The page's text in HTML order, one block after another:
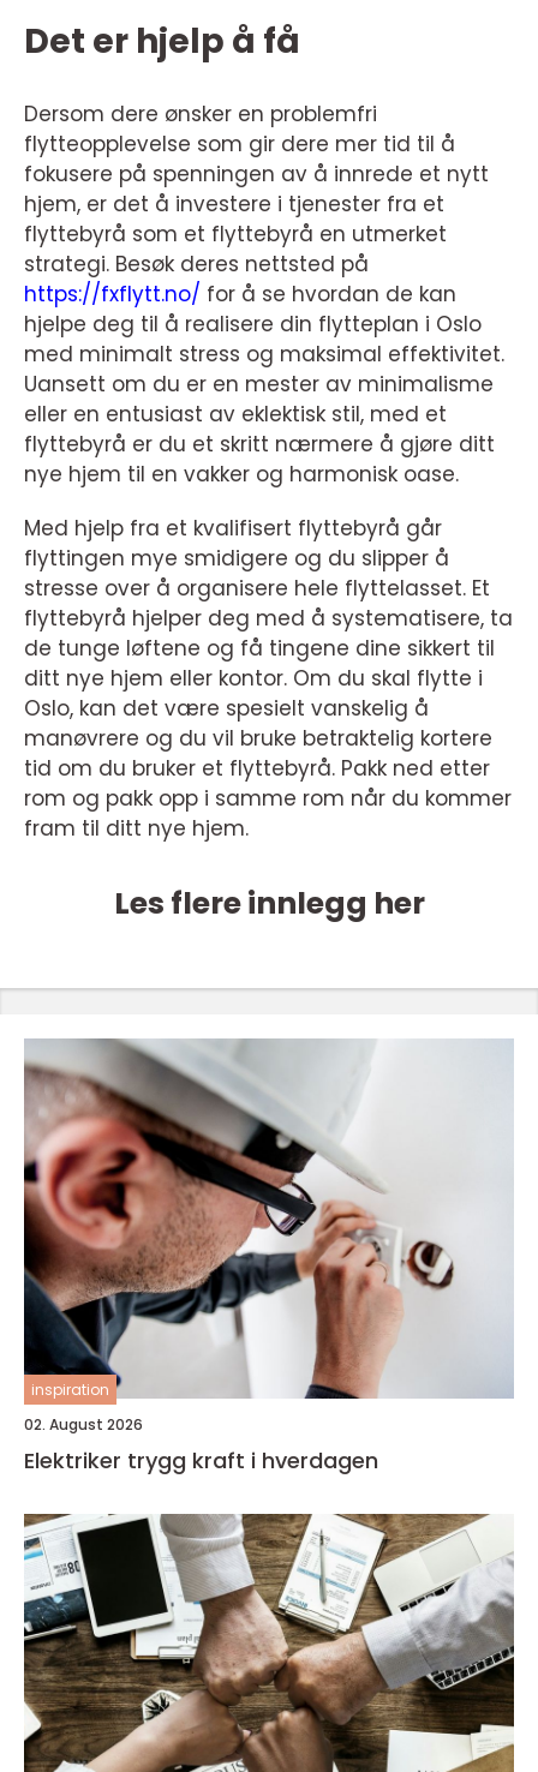
Det er hjelp å få
Dersom dere ønsker en problemfri
flytteopplevelse som gir dere mer tid til å
fokusere på spenningen av å innrede et nytt
hjem, er det å investere i tjenester fra et
flyttebyrå som et flyttebyrå en utmerket
strategi. Besøk deres nettsted på
https://fxflytt.no/ for å se hvordan de kan
hjelpe deg til å realisere din flytteplan i Oslo
med minimalt stress og maksimal effektivitet.
Uansett om du er en mester av minimalisme
eller en entusiast av eklektisk stil, med et
flyttebyrå er du et skritt nærmere å gjøre ditt
nye hjem til en vakker og harmonisk oase.
Med hjelp fra et kvalifisert flyttebyrå går
flyttingen mye smidigere og du slipper å
stresse over å organisere hele flyttelasset. Et
flyttebyrå hjelper deg med å systematisere, ta
de tunge løftene og få tingene dine sikkert til
ditt nye hjem eller kontor. Om du skal flytte i
Oslo, kan det være spesielt vanskelig å
manøvrere og du vil bruke betraktelig kortere
tid om du bruker et flyttebyrå. Pakk ned etter
rom og pakk opp i samme rom når du kommer
fram til ditt nye hjem.
Les flere innlegg her
inspiration
02. August 2026
Elektriker trygg kraft i hverdagen